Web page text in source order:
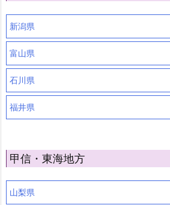
新潟県
富山県
石川県
福井県
甲信・東海地方
山梨県